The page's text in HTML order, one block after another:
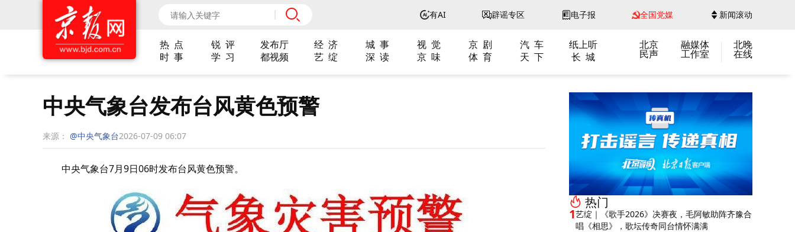
有AI 辟谣专区 电子报 全国党媒 新闻滚动
热 点 锐 评 发布厅 经 济 城 事 视 觉 京 剧 汽 车
纸上听
时 事
学 习 都视频 艺 绽 深 读 京 味 体 育 天 下 长 城
北京
民声
融媒体
工作室
北晚
在线
中央气象台发布台风黄色预警
来源： @中央气象台2026-07-09 06:07
中央气象台7月9日06时发布台风黄色预警。
热门
1艺绽｜《歌手2026》决赛夜，毛阿敏助阵齐豫合
唱《相思》，歌坛传奇同台情怀满满